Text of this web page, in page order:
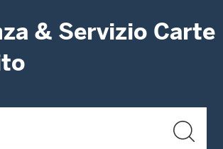
& Servizio Carte